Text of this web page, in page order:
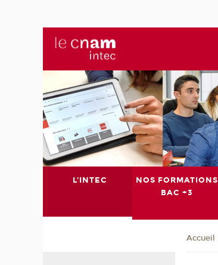
L'INTEC
NOS FORMATIONS
BAC +3
Accueil